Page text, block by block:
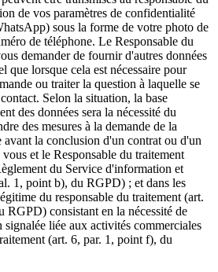
de vos paramètres de confidentialité
sous la forme de votre photo de
de téléphone. Le Responsable du
demander de fournir d'autres données
que lorsque cela est nécessaire pour
ou traiter la question à laquelle se
Selon la situation, la base
des données sera la nécessité du
des mesures à la demande de la
avant la conclusion d'un contrat ou d'un
et le Responsable du traitement
du Service d'information et
1, point b), du RGPD) ; et dans les
du responsable du traitement (art.
RGPD) consistant en la nécessité de
signalée liée aux activités commerciales
(art. 6, par. 1, point f), du